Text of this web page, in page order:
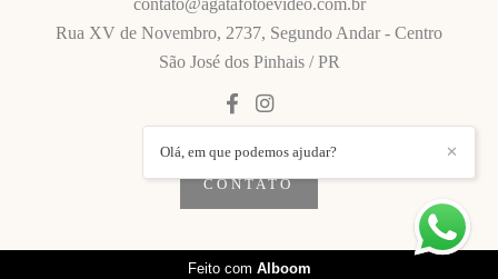
contato@agatafotoevideo.com.br
Rua XV de Novembro, 2737, Segundo Andar - Centro
São José dos Pinhais / PR
CONTATO
✕
Olá, em que podemos ajudar?
Feito com Alboom